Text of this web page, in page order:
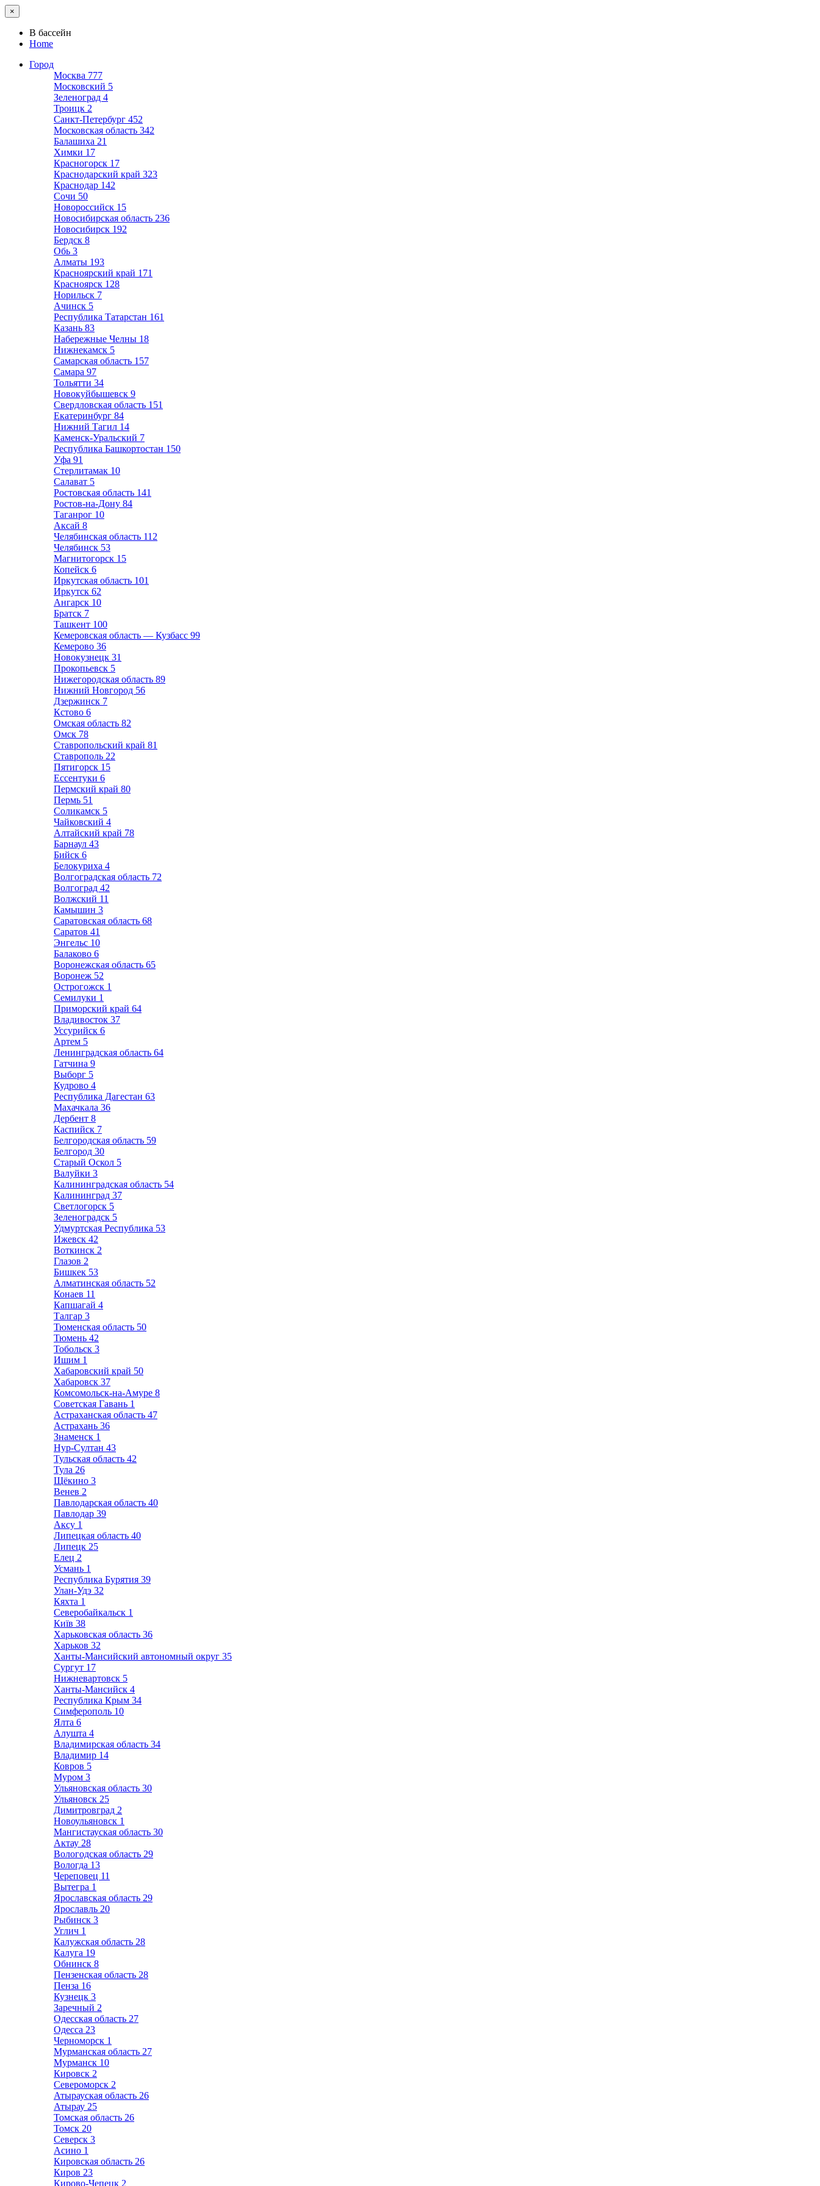
×
В бассейн
Home
Город
Москва 777
Московский 5
Зеленоград 4
Троицк 2
Санкт-Петербург 452
Московская область 342
Балашиха 21
Химки 17
Красногорск 17
Краснодарский край 323
Краснодар 142
Сочи 50
Новороссийск 15
Новосибирская область 236
Новосибирск 192
Бердск 8
Обь 3
Алматы 193
Красноярский край 171
Красноярск 128
Норильск 7
Ачинск 5
Республика Татарстан 161
Казань 83
Набережные Челны 18
Нижнекамск 5
Самарская область 157
Самара 97
Тольятти 34
Новокуйбышевск 9
Свердловская область 151
Екатеринбург 84
Нижний Тагил 14
Каменск-Уральский 7
Республика Башкортостан 150
Уфа 91
Стерлитамак 10
Салават 5
Ростовская область 141
Ростов-на-Дону 84
Таганрог 10
Аксай 8
Челябинская область 112
Челябинск 53
Магнитогорск 15
Копейск 6
Иркутская область 101
Иркутск 62
Ангарск 10
Братск 7
Ташкент 100
Кемеровская область — Кузбасс 99
Кемерово 36
Новокузнецк 31
Прокопьевск 5
Нижегородская область 89
Нижний Новгород 56
Дзержинск 7
Кстово 6
Омская область 82
Омск 78
Ставропольский край 81
Ставрополь 22
Пятигорск 15
Ессентуки 6
Пермский край 80
Пермь 51
Соликамск 5
Чайковский 4
Алтайский край 78
Барнаул 43
Бийск 6
Белокуриха 4
Волгоградская область 72
Волгоград 42
Волжский 11
Камышин 3
Саратовская область 68
Саратов 41
Энгельс 10
Балаково 6
Воронежская область 65
Воронеж 52
Острогожск 1
Семилуки 1
Приморский край 64
Владивосток 37
Уссурийск 6
Артем 5
Ленинградская область 64
Гатчина 9
Выборг 5
Кудрово 4
Республика Дагестан 63
Махачкала 36
Дербент 8
Каспийск 7
Белгородская область 59
Белгород 30
Старый Оскол 5
Валуйки 3
Калининградская область 54
Калининград 37
Светлогорск 5
Зеленоградск 5
Удмуртская Республика 53
Ижевск 42
Воткинск 2
Глазов 2
Бишкек 53
Алматинская область 52
Конаев 11
Капшагай 4
Талгар 3
Тюменская область 50
Тюмень 42
Тобольск 3
Ишим 1
Хабаровский край 50
Хабаровск 37
Комсомольск-на-Амуре 8
Советская Гавань 1
Астраханская область 47
Астрахань 36
Знаменск 1
Нур-Султан 43
Тульская область 42
Тула 26
Щёкино 3
Венев 2
Павлодарская область 40
Павлодар 39
Аксу 1
Липецкая область 40
Липецк 25
Елец 2
Усмань 1
Республика Бурятия 39
Улан-Удэ 32
Кяхта 1
Северобайкальск 1
Київ 38
Харьковская область 36
Харьков 32
Ханты-Мансийский автономный округ 35
Сургут 17
Нижневартовск 5
Ханты-Мансийск 4
Республика Крым 34
Симферополь 10
Ялта 6
Алушта 4
Владимирская область 34
Владимир 14
Ковров 5
Муром 3
Ульяновская область 30
Ульяновск 25
Димитровград 2
Новоульяновск 1
Мангистауская область 30
Актау 28
Вологодская область 29
Вологда 13
Череповец 11
Вытегра 1
Ярославская область 29
Ярославль 20
Рыбинск 3
Углич 1
Калужская область 28
Калуга 19
Обнинск 8
Пензенская область 28
Пенза 16
Кузнецк 3
Заречный 2
Одесская область 27
Одесса 23
Черноморск 1
Мурманская область 27
Мурманск 10
Кировск 2
Североморск 2
Атырауская область 26
Атырау 25
Томская область 26
Томск 20
Северск 3
Асино 1
Кировская область 26
Киров 23
Кирово-Чепецк 2